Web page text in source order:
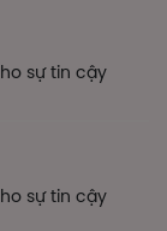
calci.
nội bào và
huyết tương
5% tạo thành
và 45%
sự tin cậy
sự tin cậy